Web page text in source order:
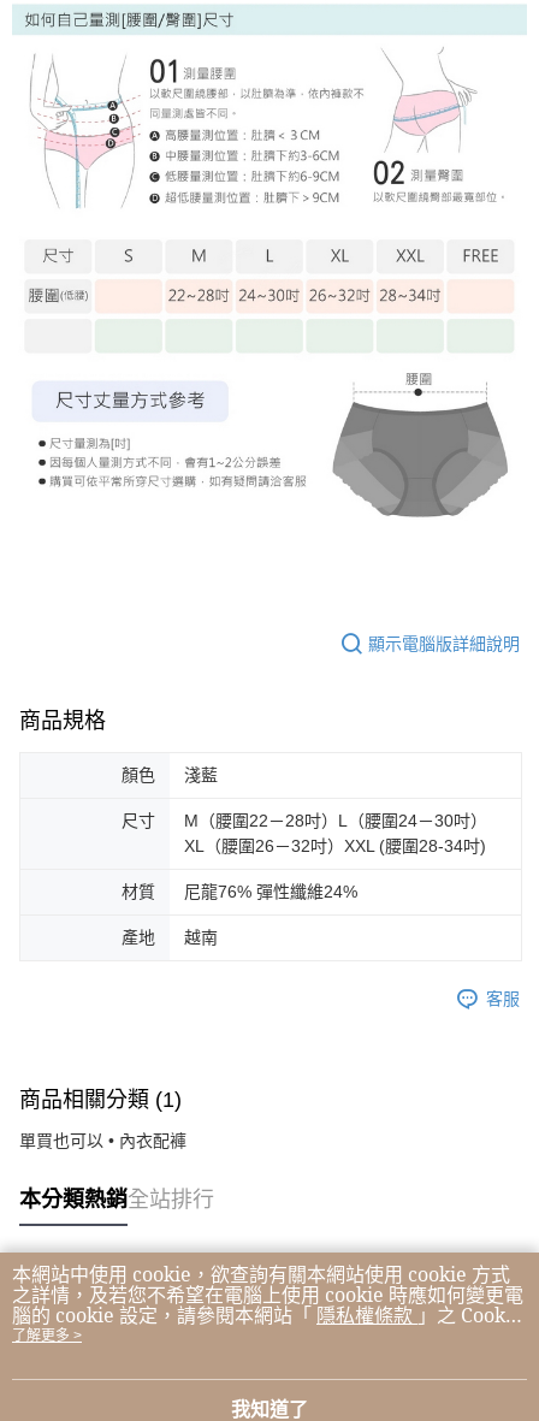
顯示電腦版詳細說明
商品規格
顏色 淺藍
尺寸
M（腰圍22－28吋）L（腰圍24－30吋）
XL（腰圍26－32吋）XXL (腰圍28-34吋)
材質 尼龍76% 彈性纖維24%
產地 越南
客服
商品相關分類 (1)
單買也可以 • 內衣配褲
本分類熱銷全站排行
熱門標籤
本網站中使用 cookie，欲查詢有關本網站使用 cookie 方式
之詳情，及若您不希望在電腦上使用 cookie 時應如何變更電
腦的 cookie 設定，請參閱本網站「 隱私權條款 」之 Cookie
聲明。您繼續使用本網站即表示您同意本公司得按本網站使
了解更多 >
我知道了